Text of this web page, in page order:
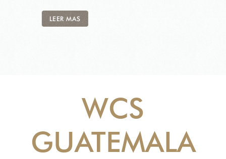
LEER MAS
WCS
GUATEMALA